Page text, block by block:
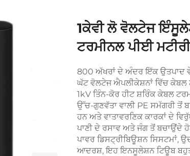
1ਕੇਵੀ ਲੋ ਵੋਲਟੇਜ
ਟਰਮੀਨਲ ਪੀਈ
800 ਅੱਖਰਾਂ ਦੇ ਅੰਦਰ ਇੱਕ ਉਤਪਾਦ
ਘੱਟ ਵੋਲਟੇਜ ਐਪਲੀਕੇਸ਼ਨਾਂ ਵਿੱਚ
1kV ਤਿੰਨ-ਕੋਰ ਹੀਟ ਸ਼ਰਿੰਕ ਕੇਬਲ
ਉੱਚ-ਗੁਣਵੱਤਾ ਵਾਲੀ PE ਸਮੱਗਰੀ
ਹਨ ਅਤੇ ਵਾਤਾਵਰਣਿਕ ਕਾਰਕਾਂ ਦੇ
ਪਾਣੀ ਦੇ ਰਸਾਵ ਅਤੇ ਜੰਗ ਤੋਂ ਬਚਾਉਂਦੇ
ਪਾਵਰ ਡਿਸਟ੍ਰੀਬਿਊਸ਼ਨ
ਆਦਰਸ਼, ਇਹ ਇਨਸੂਲੇਸ਼ਨ ਟਿਊਬ ਬਹੁਤ